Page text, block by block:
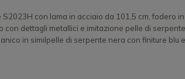
S2023H con lama in acciaio da 101,5 cm, fodero in
con dettagli metallici e imitazione pelle di serpente
in similpelle di serpente nera con finiture blu e